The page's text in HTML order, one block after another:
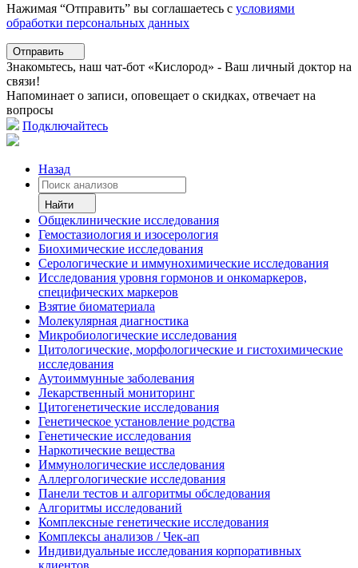
Нажимая “Отправить” вы соглашаетесь с условиями
обработки персональных данных
Отправить
Знакомьтесь, наш чат-бот «Кислород» - Ваш личный доктор на
связи!
Напоминает о записи, оповещает о скидках, отвечает на
вопросы
Подключайтесь
Назад
Найти
Общеклинические исследования
Гемостазиология и изосерология
Биохимические исследования
Серологические и иммунохимические исследования
Исследования уровня гормонов и онкомаркеров,
специфических маркеров
Взятие биоматериала
Молекулярная диагностика
Микробиологические исследования
Цитологические, морфологические и гистохимические
исследования
Аутоиммунные заболевания
Лекарственный мониторинг
Цитогенетические исследования
Генетическое установление родства
Генетические исследования
Наркотические вещества
Иммунологические исследования
Аллергологические исследования
Панели тестов и алгоритмы обследования
Алгоритмы исследований
Комплексные генетические исследования
Комплексы анализов / Чек-ап
Индивидуальные исследования корпоративных
клиентов